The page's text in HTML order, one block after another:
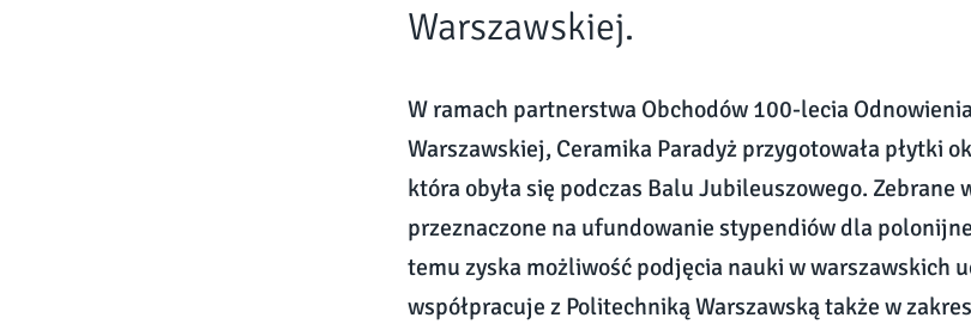
Warszawskiej.
W ramach partnerstwa Obchodów 100-lecia
Warszawskiej, Ceramika Paradyż przygotowała płytki
która obyła się podczas Balu Jubileuszowego. Zebrane
przeznaczone na ufundowanie stypendiów dla
temu zyska możliwość podjęcia nauki w warszawskich
współpracuje z Politechniką Warszawską także w